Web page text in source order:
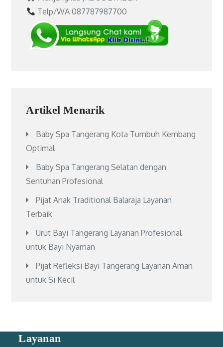
Telp/WA 087787987700
Artikel Menarik
Baby Spa Tangerang Kota Tumbuh Kembang
Optimal
Baby Spa Tangerang Selatan dengan
Sentuhan Profesional
Pijat Anak Traditional Balaraja Layanan
Terbaik
Urut Bayi Tangerang Layanan Profesional
untuk Bayi Nyaman
Pijat Refleksi Bayi Tangerang Layanan Aman
untuk Si Kecil
Layanan